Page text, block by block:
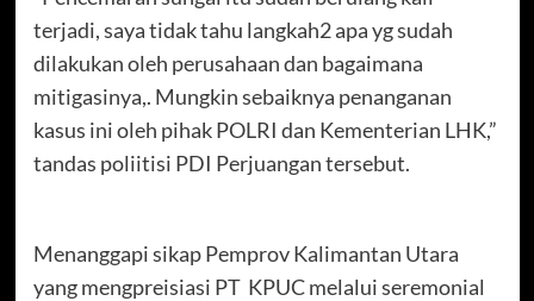
terjadi, saya tidak tahu langkah2 apa yg sudah
dilakukan oleh perusahaan dan bagaimana
mitigasinya,. Mungkin sebaiknya penanganan
kasus ini oleh pihak POLRI dan Kementerian LHK,”
tandas poliitisi PDI Perjuangan tersebut.
Menanggapi sikap Pemprov Kalimantan Utara
yang mengpreisiasi PT KPUC melalui seremonial